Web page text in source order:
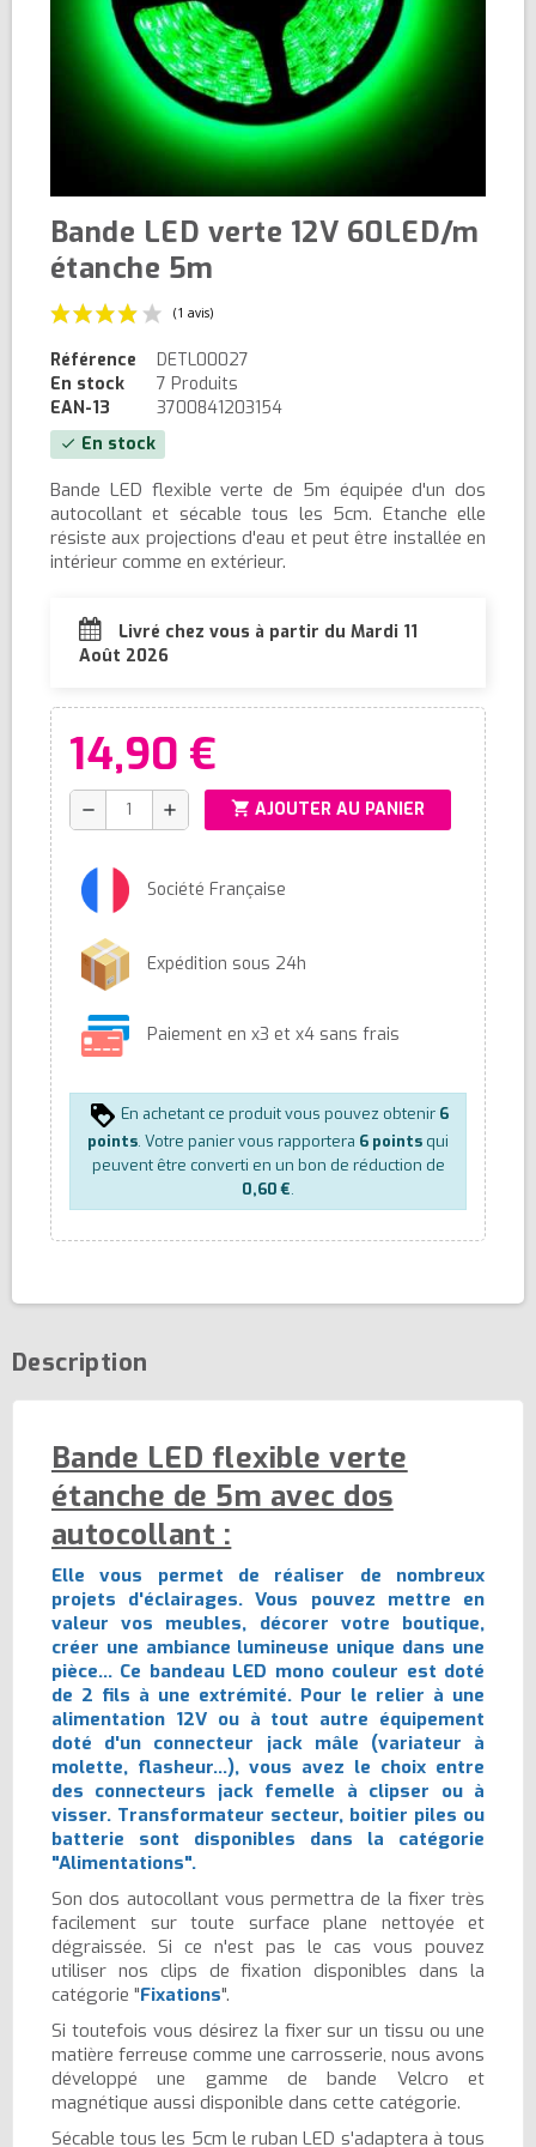
Bande LED verte 12V 60LED/m
étanche 5m
Référence
DETL00027
En stock
7 Produits
EAN-13
3700841203154
check En stock
Bande LED flexible verte de 5m équipée d'un dos
autocollant et sécable tous les 5cm. Etanche elle
résiste aux projections d'eau et peut être installée en
intérieur comme en extérieur.
Livré chez vous à partir du Mardi 11
Août 2026
14,90 €
remove add shopping_cart AJOUTER AU PANIER
Société Française
Expédition sous 24h
Paiement en x3 et x4 sans frais
En achetant ce produit vous pouvez obtenir 6
points. Votre panier vous rapportera 6 points qui
peuvent être converti en un bon de réduction de
0,60 €.
Description
Bande LED flexible verte
étanche de 5m avec dos
autocollant :
Elle vous permet de réaliser de nombreux
projets d'éclairages. Vous pouvez mettre en
valeur vos meubles, décorer votre boutique,
créer une ambiance lumineuse unique dans une
pièce... Ce bandeau LED mono couleur est doté
de 2 fils à une extrémité. Pour le relier à une
alimentation 12V ou à tout autre équipement
doté d'un connecteur jack mâle (variateur à
molette, flasheur...), vous avez le choix entre
des connecteurs jack femelle à clipser ou à
visser. Transformateur secteur, boitier piles ou
batterie sont disponibles dans la catégorie
"Alimentations".
Son dos autocollant vous permettra de la fixer très
facilement sur toute surface plane nettoyée et
dégraissée. Si ce n'est pas le cas vous pouvez
utiliser nos clips de fixation disponibles dans la
catégorie "Fixations".
Si toutefois vous désirez la fixer sur un tissu ou une
matière ferreuse comme une carrosserie, nous avons
développé une gamme de bande Velcro et
magnétique aussi disponible dans cette catégorie.
Sécable tous les 5cm le ruban LED s'adaptera à tous